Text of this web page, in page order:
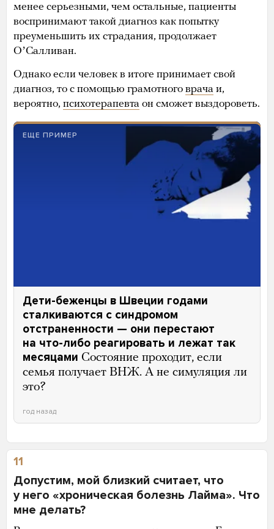
менее серьезными, чем остальные, пациенты
воспринимают такой диагноз как попытку
преуменьшить их страдания, продолжает
ОʼСалливан.
Однако если человек в итоге принимает свой
диагноз, то с помощью грамотного врача и,
вероятно, психотерапевта он сможет выздороветь.
ЕЩЕ ПРИМЕР
Дети-беженцы в Швеции годами
сталкиваются с синдромом
отстраненности — они перестают
на что-либо реагировать и лежат так
месяцами Состояние проходит, если
семья получает ВНЖ. А не симуляция ли
это?
год назад
11
Допустим, мой близкий считает, что
у него «хроническая болезнь Лайма». Что
мне делать?